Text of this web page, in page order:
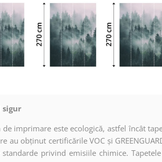
sigur
de imprimare este ecologică, astfel încât
au obținut certificările VOC și
privind emisiile chimice.